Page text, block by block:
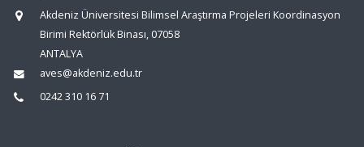
Akdeniz Üniversitesi Bilimsel Araştırma Projeleri Koordinasyon
Birimi Rektörlük Binası, 07058
ANTALYA
aves@akdeniz.edu.tr
0242 310 16 71